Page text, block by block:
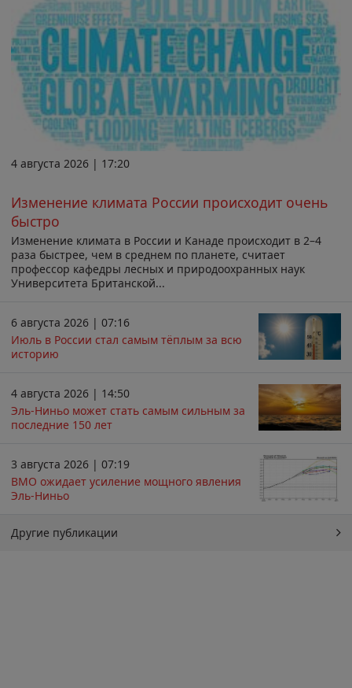
4 августа 2026 | 17:20
Изменение климата России происходит очень
быстро
Изменение климата в России и Канаде происходит в 2–4
раза быстрее, чем в среднем по планете, считает
профессор кафедры лесных и природоохранных наук
Университета Британской...
6 августа 2026 | 07:16
Июль в России стал самым тёплым за всю
историю
4 августа 2026 | 14:50
Эль-Ниньо может стать самым сильным за
последние 150 лет
3 августа 2026 | 07:19
ВМО ожидает усиление мощного явления
Эль-Ниньо
Другие публикации